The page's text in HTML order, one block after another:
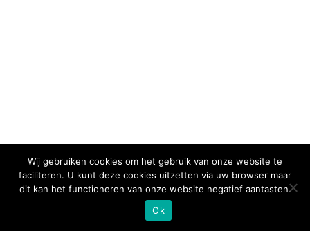
Wij gebruiken cookies om het gebruik van onze website te
faciliteren. U kunt deze cookies uitzetten via uw browser maar
dit kan het functioneren van onze website negatief aantasten.
Ok